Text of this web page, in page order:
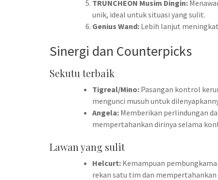
TRUNCHEON Musim Dingin:
unik, ideal untuk situasi yang sulit.
Genius Wand: Lebih lanjut
Sinergi dan Counterpicks
Sekutu terbaik
Tigreal/Mino: Pasangan kontrol
mengunci musuh untuk
Angela: Memberikan perlindungan
mempertahankan dirinya selama
Lawan yang sulit
Helcurt: Kemampuan
rekan satu tim dan mempertahankan